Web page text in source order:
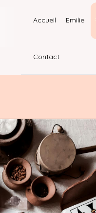
Accueil Emilie
Contact